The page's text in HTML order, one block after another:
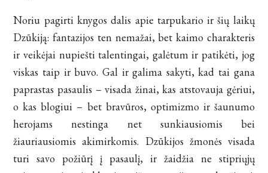
Noriu pagirti knygos dalis apie tarpukario ir šių laikų
Dzūkiją: fantazijos ten nemažai, bet kaimo charakteris
ir veikėjai nupiešti talentingai, galėtum ir patikėti, jog
viskas taip ir buvo. Gal ir galima sakyti, kad tai gana
paprastas pasaulis – visada žinai, kas atstovauja gėriui,
o kas blogiui – bet bravūros, optimizmo ir šaunumo
herojams nestinga net sunkiausiomis bei
žiauriausiomis akimirkomis. Dzūkijos žmonės visada
turi savo požiūrį į pasaulį, ir žaidžia ne stipriųjų